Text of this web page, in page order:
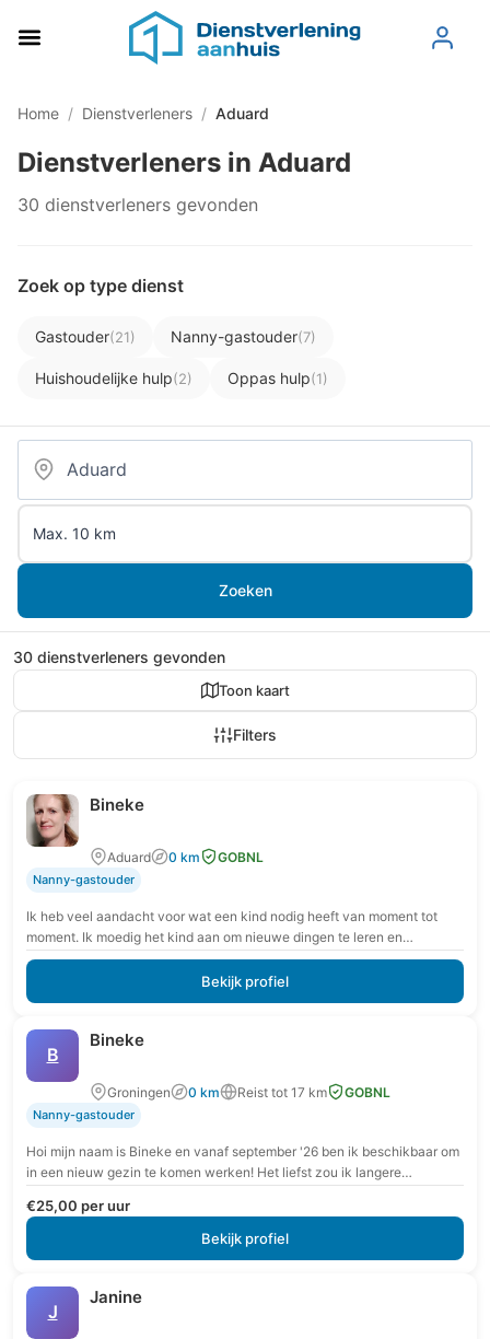
Home / Dienstverleners / Aduard
Dienstverleners in Aduard
30 dienstverleners gevonden
Zoek op type dienst
Gastouder(21) Nanny-gastouder(7)
Huishoudelijke hulp(2) Oppas hulp(1)
Zoeken
30 dienstverleners gevonden
Toon kaart
Filters
Bineke
Aduard 0 km GOBNL
Nanny-gastouder
Ik heb veel aandacht voor wat een kind nodig heeft van moment tot
moment. Ik moedig het kind aan om nieuwe dingen te leren en…
Bekijk profiel
B
Bineke
Groningen 0 km Reist tot 17 km GOBNL
Nanny-gastouder
Hoi mijn naam is Bineke en vanaf september '26 ben ik beschikbaar om
in een nieuw gezin te komen werken! Het liefst zou ik langere…
€25,00 per uur
Bekijk profiel
J
Janine